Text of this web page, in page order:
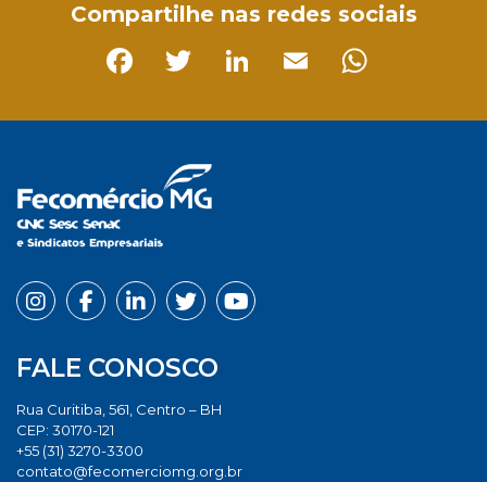
Compartilhe nas redes sociais
FALE CONOSCO
Rua Curitiba, 561, Centro – BH
CEP: 30170-121
+55 (31) 3270-3300
contato@fecomerciomg.org.br